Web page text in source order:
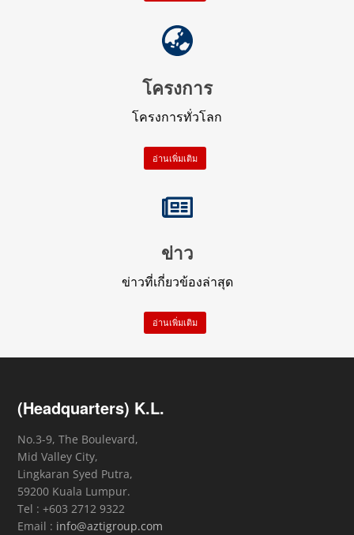
โครงการ
โครงการทั่วโลก
อ่านเพิ่มเติม
ข่าว
ข่าวที่เกี่ยวข้องล่าสุด
อ่านเพิ่มเติม
(Headquarters) K.L.
No.3-9, The Boulevard,
Mid Valley City,
Lingkaran Syed Putra,
59200 Kuala Lumpur.
Tel : +603 2712 9322
Email : info@aztigroup.com